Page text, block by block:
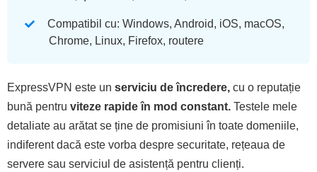
Compatibil cu: Windows, Android, iOS, macOS,
Chrome, Linux, Firefox, routere
ExpressVPN este un serviciu de încredere, cu o reputație
bună pentru viteze rapide în mod constant. Testele mele
detaliate au arătat se ține de promisiuni în toate domeniile,
indiferent dacă este vorba despre securitate, rețeaua de
servere sau serviciul de asistență pentru clienți.